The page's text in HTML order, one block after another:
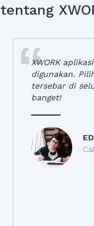
XWORK
digunakan.
tersebar di
banget!